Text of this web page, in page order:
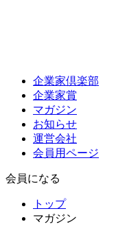
企業家倶楽部
企業家賞
マガジン
お知らせ
運営会社
会員用ページ
会員になる
トップ
マガジン